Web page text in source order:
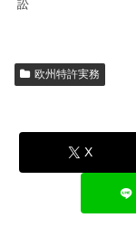
訟
欧州特許実務
X